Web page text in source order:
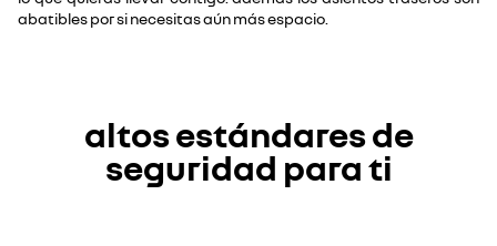
abatibles por si necesitas aún más espacio.
altos estándares de
seguridad para ti